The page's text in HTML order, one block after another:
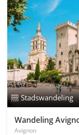
Stadswandeling
Wandeling
Avignon